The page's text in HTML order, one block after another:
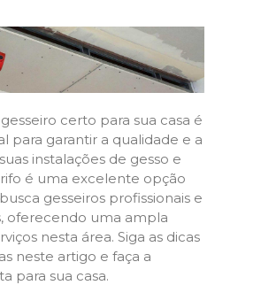
certo para sua casa é
para garantir a qualidade e a
instalações de gesso e
é uma excelente opção
gesseiros profissionais e
oferecendo uma ampla
nesta área. Siga as dicas
neste artigo e faça a
para sua casa.